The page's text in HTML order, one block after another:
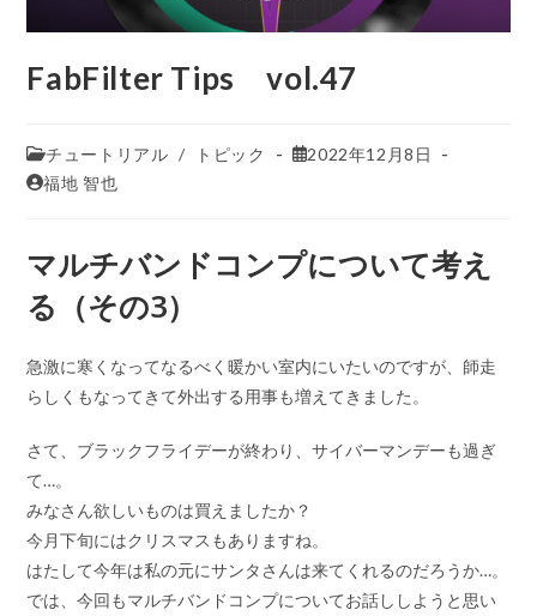
FabFilter Tips vol.47
チュートリアル / トピック
2022年12月8日
福地 智也
マルチバンドコンプについて考え
る（その3）
急激に寒くなってなるべく暖かい室内にいたいのですが、師走
らしくもなってきて外出する用事も増えてきました。
さて、ブラックフライデーが終わり、サイバーマンデーも過ぎ
て…。
みなさん欲しいものは買えましたか？
今月下旬にはクリスマスもありますね。
はたして今年は私の元にサンタさんは来てくれるのだろうか…。
では、今回もマルチバンドコンプについてお話ししようと思い